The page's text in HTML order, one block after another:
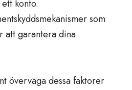
konto.
som
att garantera dina
överväga dessa faktorer